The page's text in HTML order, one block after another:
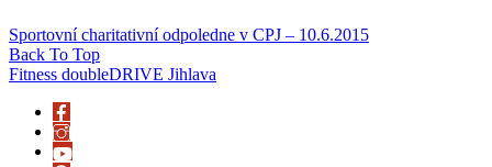
Sportovní charitativní odpoledne v CPJ – 10.6.2015
Back To Top
Fitness doubleDRIVE Jihlava